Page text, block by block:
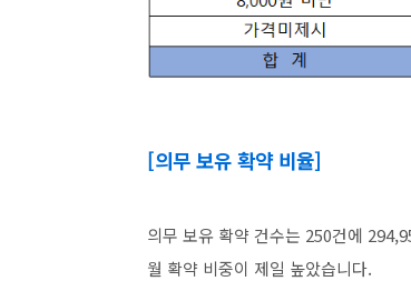
[의무 보유 확약 비율]
의무 보유 확약 건수는 250건에
월 확약 비중이 제일 높았습니다.